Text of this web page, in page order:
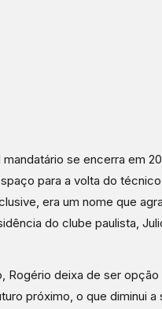
se encerra em
para a volta do
era um nome que
do clube paulista,
Rogério deixa de ser opção
próximo, o que diminui a